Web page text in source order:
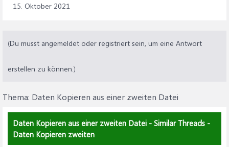
15. Oktober 2021
(Du musst angemeldet oder registriert sein, um eine Antwort
erstellen zu können.)
Thema: Daten Kopieren aus einer zweiten Datei
Daten Kopieren aus einer zweiten Datei - Similar Threads -
Daten Kopieren zweiten